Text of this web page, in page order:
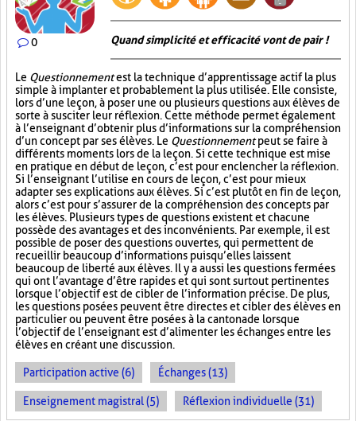
0 Quand simplicité et efficacité vont de pair !
Le Questionnementest la technique d’apprentissage actif la plus
simple à implanter et probablement la plus utilisée. Elle consiste,
lors d’une leçon, à poser une ou plusieurs questions aux élèves de
sorte à susciter leur réflexion. Cette méthode permet également
à l’enseignant d’obtenir plus d’informations sur la compréhension
d’un concept par ses élèves. Le Questionnementpeut se faire à
différents moments lors de la leçon. Si cette technique est mise
en pratique en début de leçon, c’est pour enclencher la réflexion.
Si l’enseignant l’utilise en cours de leçon, c’est pour mieux
adapter ses explications aux élèves. Si c’est plutôt en fin de leçon,
alors c’est pour s’assurer de la compréhension des concepts par
les élèves. Plusieurs types de questions existent et chacune
possède des avantages et des inconvénients. Par exemple, il est
possible de poser des questions ouvertes, qui permettent de
recueillir beaucoup d’informations puisqu’elles laissent
beaucoup de liberté aux élèves. Il y a aussi les questions fermées
qui ont l’avantage d’être rapides et qui sont surtout pertinentes
lorsque l’objectif est de cibler de l’information précise. De plus,
les questions posées peuvent être directes et cibler des élèves en
particulier ou peuvent être posées à la cantonade lorsque
l’objectif de l’enseignant est d’alimenter les échanges entre les
élèves en créant une discussion.
Participation active (6) Échanges (13)
Enseignement magistral (5) Réflexion individuelle (31)